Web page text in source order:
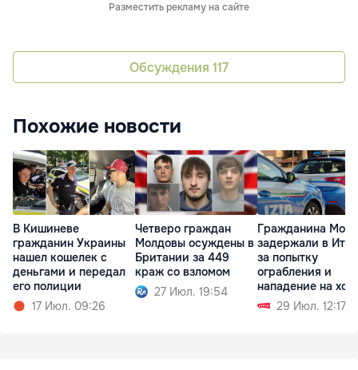
Разместить рекламу на сайте
Обсуждения 117
Похожие новости
В Кишиневе
гражданин Украины
нашел кошелек с
деньгами и передал
его полиции
17 Июл. 09:26
Четверо граждан
Молдовы осуждены в
Британии за 449
краж со взломом
27 Июл. 19:54
Гражданина
задержали в
за попытку
ограбления и
нападение на
29 Июл. 12:17